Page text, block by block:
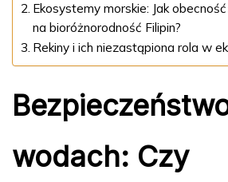
Ekosystemy morskie: Jak
na bioróżnorodność Filipin?
Rekiny i ich niezastąpiona rola w
wodach: Czy